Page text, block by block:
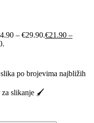
– €29.90.€21.90 –
po brojevima najbližih
za slikanje 🖌️